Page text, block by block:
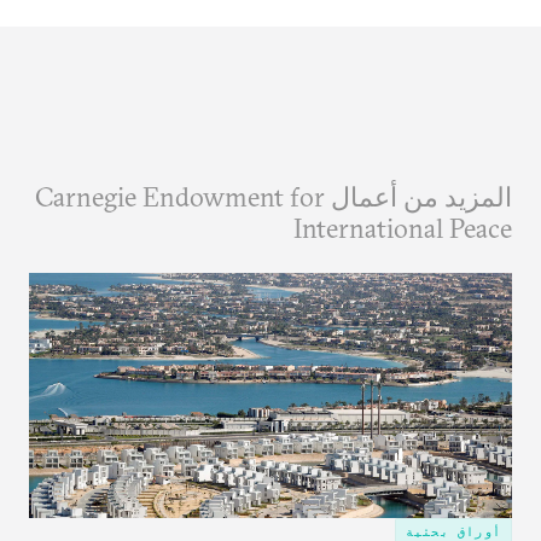
المزيد من أعمال Carnegie Endowment for
International Peace
أوراق بحثية